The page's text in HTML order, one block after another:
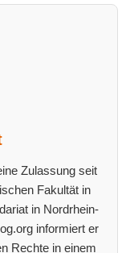
Zulassung seit
Fakultät in
in Nordrhein-
informiert er
Rechte in einem